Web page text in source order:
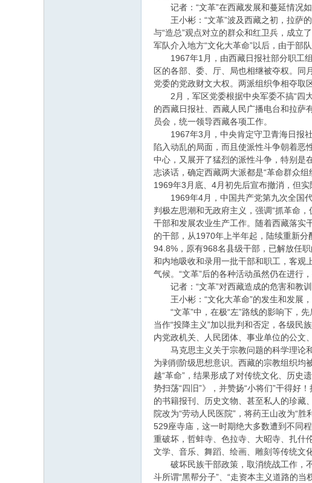
记者：“文革”在西藏发展和蔓延情况如
王小彬：“文革”波及西藏之初，拉萨的
与“造总”观点对立的群众和红卫兵，成立
军队介入地方“文化大革命”以后，由于部
1967年1月，由西藏日报社部分职工组
区的各部、委、厅、局也相继被夺权。同
党委的党政财文大权。两派组织争相夺取
2月，军区党委根据中央军委不搞“四大”
的西藏日报社、西藏人民广播电台和拉萨
员会，统一领导西藏各项工作。
1967年3月，中央肯定守卫青海日报社
陷入动乱的局面，而且使派性斗争朝着恶
中心，又展开了猛烈的派性斗争，特别是
志谈话，确定西藏两大派都是“革命群众
1969年3月底、4月初先后宣布撤消，但
1969年4月，中国共产党第九次全国代
判极左思潮和无政府主义，强调“抓革命
干部和发展农业生产工作。随着西藏落实
的干部，从1970年上半年起，陆续重新
94.8%，原有968名县级干部，已解放任
和内地吸收和录用一批干部和职工，客观
气候。“文革”后的各种活动虽然仍在进行
记者：“文革”对西藏造成的危害和教训
王小彬：“文化大革命”的发生和发展，
“文革”中，在极“左”路线的影响下，先
当作“投降主义”加以批判和否定，各级民
内党政机关、人民团体、事业单位的公文
马克思主义关于宗教问题的科学理论和
为剥削阶级思想意识。西藏的宗教组织均
越“革命”，结果形成了对传统文化、历史
势扫荡“四旧”》，并赞扬“小将们”干得好
的书籍报刊、历史文物、甚至私人的珍藏
院改为“劳动人民医院”，将药王山改为“
529座寺庙，这一时期绝大多数遭到不同
重破坏，哲蚌寺、色拉寺、大昭寺、扎什
文学、音乐、舞蹈、绘画、雕刻等传统文
破坏民族干部政策，取消统战工作，不
斗所谓“黑帮分子”、“走资本主义道路的